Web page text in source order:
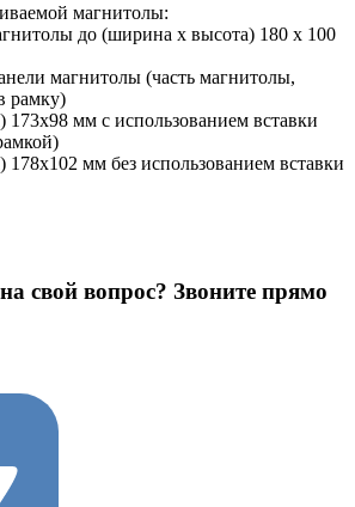
магнитолы:
до (ширина х высота) 180 х 100
магнитолы (часть магнитолы,
рамку)
мм с использованием вставки
мм без использованием вставки
свой вопрос? Звоните прямо